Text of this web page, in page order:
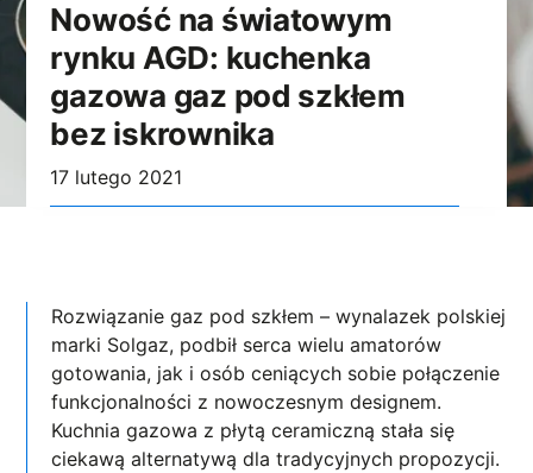
Nowość na światowym
rynku AGD: kuchenka
gazowa gaz pod szkłem
bez iskrownika
17 lutego 2021
Rozwiązanie gaz pod szkłem – wynalazek polskiej
marki Solgaz, podbił serca wielu amatorów
gotowania, jak i osób ceniących sobie połączenie
funkcjonalności z nowoczesnym designem.
Kuchnia gazowa z płytą ceramiczną stała się
ciekawą alternatywą dla tradycyjnych propozycji.